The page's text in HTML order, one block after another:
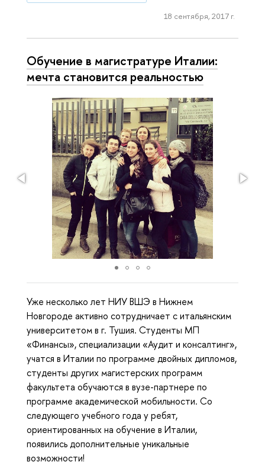
18 сентября, 2017 г.
Обучение в магистратуре Италии:
мечта становится реальностью
Уже несколько лет НИУ ВШЭ в Нижнем
Новгороде активно сотрудничает с итальянским
университетом в г. Тушия. Студенты МП
«Финансы», специализации «Аудит и консалтинг»,
учатся в Италии по программе двойных дипломов,
студенты других магистерских программ
факультета обучаются в вузе-партнере по
программе академической мобильности. Со
следующего учебного года у ребят,
ориентированных на обучение в Италии,
появились дополнительные уникальные
возможности!